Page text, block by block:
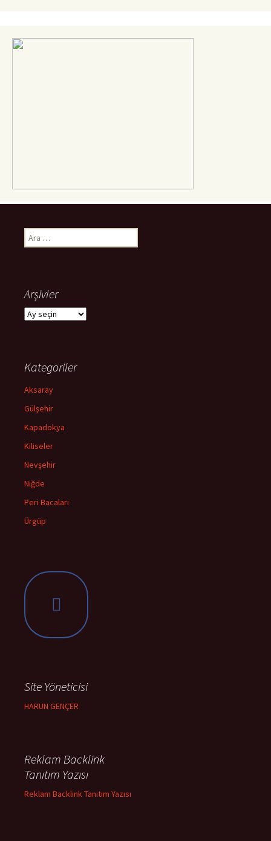
Arama:
Arşivler
Arşivler
Kategoriler
Aksaray
Gülşehir
Kapadokya
Kiliseler
Nevşehir
Niğde
Peri Bacaları
Ürgüp
Site Yöneticisi
HARUN GENÇER
Reklam Backlink
Tanıtım Yazısı
Reklam Backlink Tanıtım Yazısı